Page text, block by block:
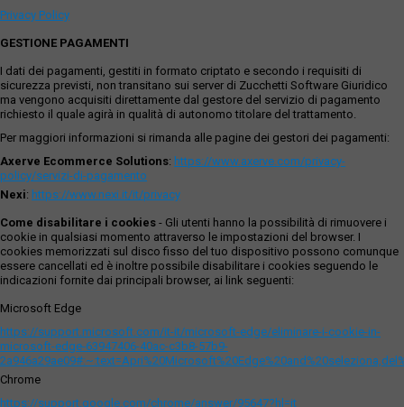
Privacy Policy
GESTIONE PAGAMENTI
I dati dei pagamenti, gestiti in formato criptato e secondo i requisiti di
sicurezza previsti, non transitano sui server di Zucchetti Software Giuridico
ma vengono acquisiti direttamente dal gestore del servizio di pagamento
richiesto il quale agirà in qualità di autonomo titolare del trattamento.
Per maggiori informazioni si rimanda alle pagine dei gestori dei pagamenti:
Axerve Ecommerce Solutions: https://www.axerve.com/privacy-
policy/servizi-di-pagamento
Nexi: https://www.nexi.it/it/privacy
Come disabilitare i cookies - Gli utenti hanno la possibilità di rimuovere i
cookie in qualsiasi momento attraverso le impostazioni del browser. I
cookies memorizzati sul disco fisso del tuo dispositivo possono comunque
essere cancellati ed è inoltre possibile disabilitare i cookies seguendo le
indicazioni fornite dai principali browser, ai link seguenti:
Microsoft Edge
https://support.microsoft.com/it-it/microsoft-edge/eliminare-i-cookie-in-
microsoft-edge-63947406-40ac-c3b8-57b9-
Chrome
https://support.google.com/chrome/answer/95647?hl=it